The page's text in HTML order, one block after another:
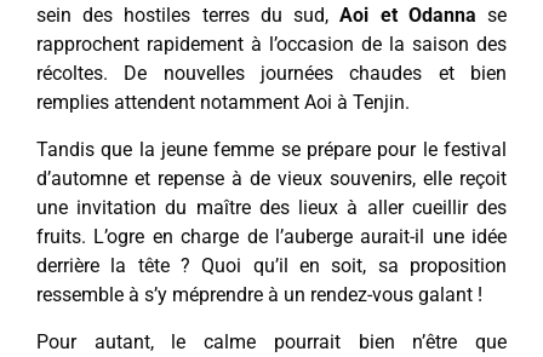
sein des hostiles terres du sud,Aoi et Odanna se
rapprochent rapidement à l’occasion de la saison des
récoltes. De nouvelles journées chaudes et bien
remplies attendent notamment Aoi à Tenjin.
Tandis que la jeune femme se prépare pour le festival
d’automne et repense à de vieux souvenirs, elle reçoit
une invitation du maître des lieux à aller cueillir des
fruits. L’ogre en charge de l’auberge aurait-il une idée
derrière la tête ? Quoi qu’il en soit, sa proposition
ressemble à s’y méprendre à un rendez-vous galant !
Pour autant, le calme pourrait bien n’être que